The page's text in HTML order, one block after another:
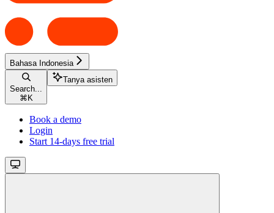
Bahasa Indonesia
Search...
⌘ K
Tanya asisten
Book a demo
Login
Start 14-days free trial